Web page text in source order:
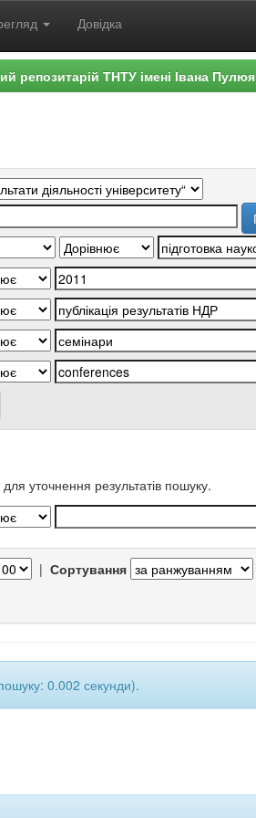
Довідка
репозитарій ТНТУ імені Івана Пулюя
уточнення результатів пошуку.
| Сортування
0.002 секунди).